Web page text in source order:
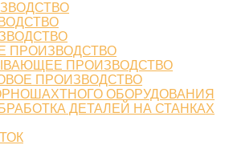
ПРОИЗВОДСТВО
ПРОИЗВОДСТВО
ПРОИЗВОДСТВО
ОБОРУДОВАНИЯ
ДЕТАЛЕЙ НА СТАНКАХ